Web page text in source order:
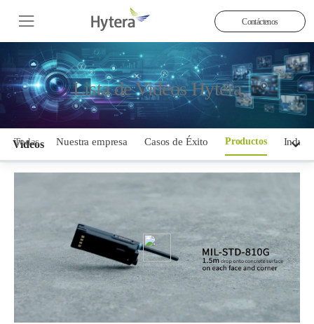
Contáctenos
Lista de Videos Hytera
Todas Nuestra empresa Casos de Éxito Productos